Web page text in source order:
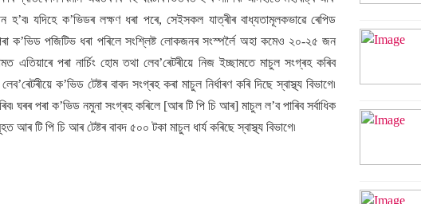
হ’ব৷ যদিহে ক’ভিডৰ লক্ষণ ধৰা পৰে, সেইসকল যাত্ৰীৰ বাধ্যতামূলকভাৱে ৰেপিড
পৰা ক’ভিড পজিটিভ ধৰা পৰিলে সংশ্লিষ্ট লোকজনৰ সংস্পৰ্লৈ অহা কমেও ২০-২৫ জন
এতিয়াৰে পৰা নাৰ্চিং হোম তথা লেব’ৰেটৰীয়ে নিজ ইচ্ছামতে মাচুল সংগ্ৰহ কৰিব
ক’ভিড টেষ্টৰ বাবদ সংগ্ৰহ কৰা মাচুল নিৰ্ধাৰণ কৰি দিছে স্বাস্থ্য বিভাগে৷
ঘৰৰ পৰা ক’ভিড নমুনা সংগ্ৰহ কৰিলে [আৰ টি পি চি আৰ] মাচুল ল’ব পাৰিব সৰ্বাধিক
আৰ টি পি চি আৰ টেষ্টৰ বাবদ ৫০০ টকা মাচুল ধাৰ্য কৰিছে স্বাস্থ্য বিভাগে৷